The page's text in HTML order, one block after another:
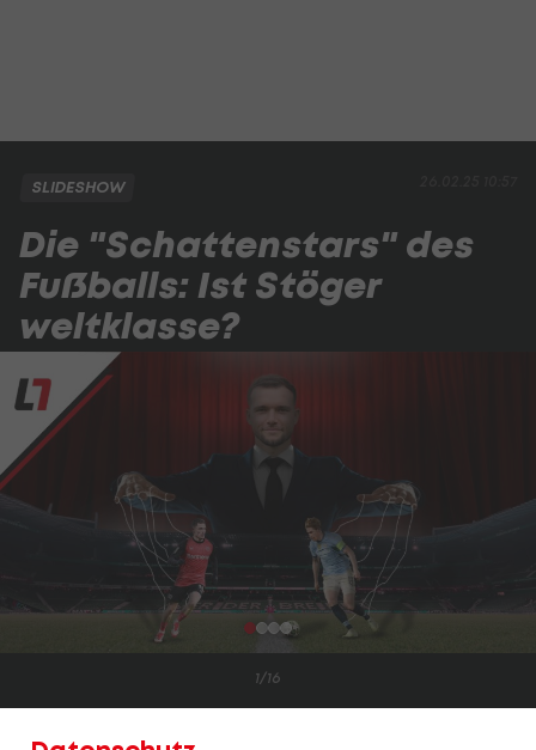
SLIDESHOW
Die "Schattenstars" des
Fußballs: Ist Stöger
weltklasse?
1/16